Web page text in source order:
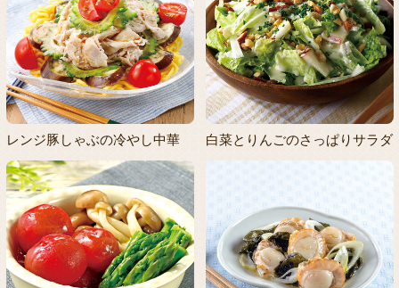
レンジ豚しゃぶの冷やし中華 白菜とりんごのさっぱりサラダ